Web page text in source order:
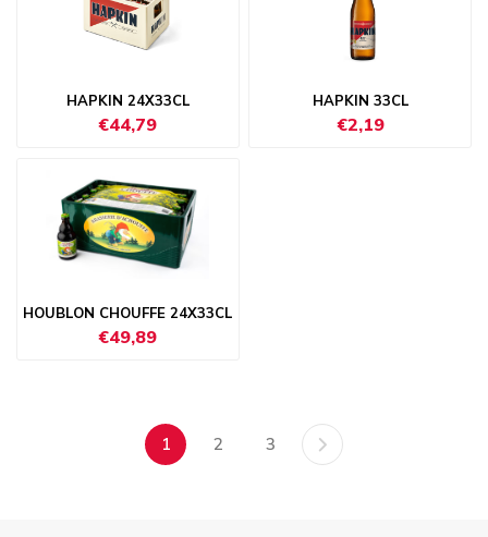
HAPKIN 24X33CL
€44,79
HAPKIN 33CL
€2,19
HOUBLON CHOUFFE 24X33CL
€49,89
1 2 3